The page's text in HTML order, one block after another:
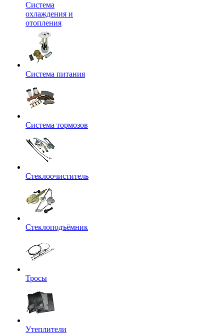
Система
охлаждения и
отопления
Система питания
Система тормозов
Стеклоочиститель
Стеклоподъёмник
Тросы
Утеплители